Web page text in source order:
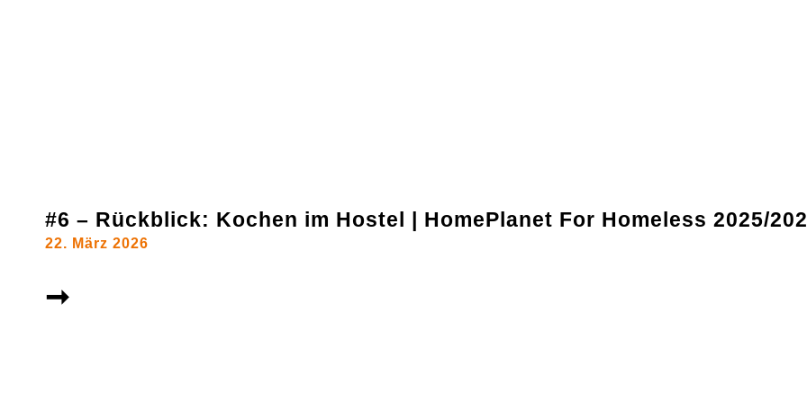
#6 – Rückblick: Kochen im Hostel | HomePlanet For Homeless 2025/
22. März 2026
➞